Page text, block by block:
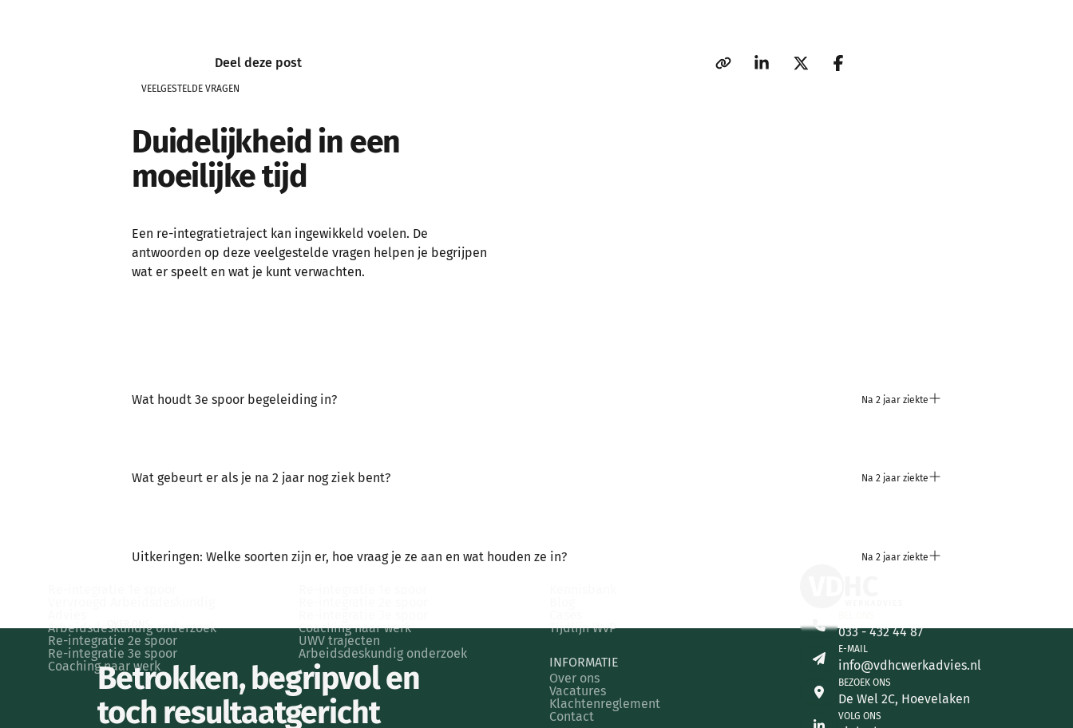
Deel deze post
VEELGESTELDE VRAGEN
Duidelijkheid in een
moeilijke tijd
Een re-integratietraject kan ingewikkeld voelen. De
antwoorden op deze veelgestelde vragen helpen je begrijpen
wat er speelt en wat je kunt verwachten.
Wat houdt 3e spoor begeleiding in? Na 2 jaar ziekte
Wat gebeurt er als je na 2 jaar nog ziek bent? Na 2 jaar ziekte
Uitkeringen: Welke soorten zijn er, hoe vraag je ze aan en wat houden ze in? Na 2 jaar ziekte
Betrokken, begripvol en
toch resultaatgericht
Arbeidsdeskundig onderzoek
Re-integratie 2e spoor
Re-integratie 3e spoor
Coaching naar werk
Coaching naar werk
UWV trajecten
Arbeidsdeskundig onderzoek
Tijdlijn WvP
INFORMATIE
Over ons
Vacatures
Klachtenreglement
Contact
033 - 432 44 87
E-MAIL
info@vdhcwerkadvies.nl
BEZOEK ONS
De Wel 2C, Hoevelaken
VOLG ONS